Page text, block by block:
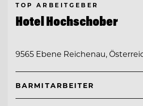
TOP ARBEITGEBER
Hotel Hochschober
9565 Ebene Reichenau,
BARMITARBEITER